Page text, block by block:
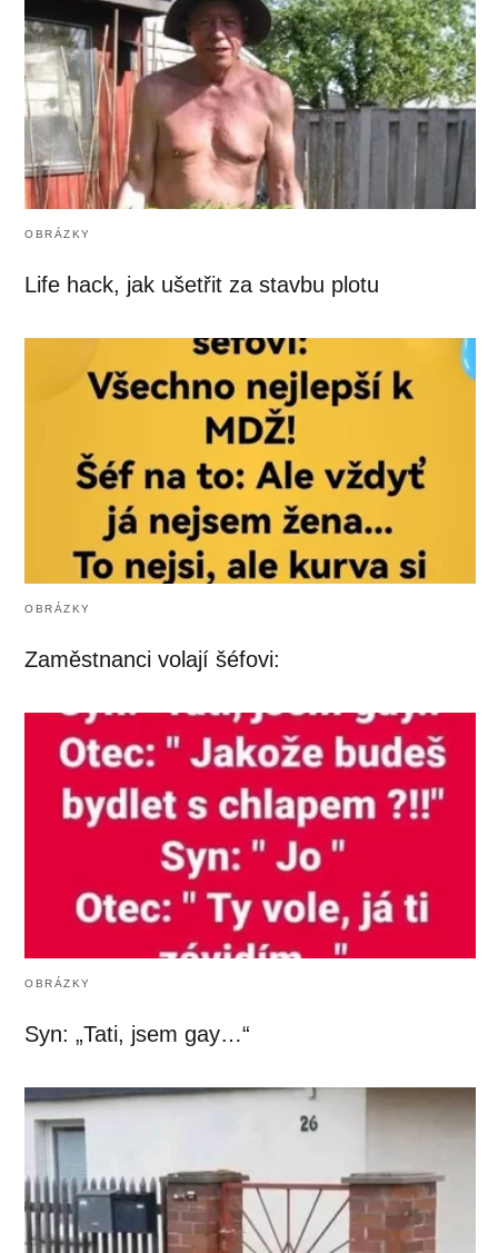
OBRÁZKY
Life hack, jak ušetřit za stavbu plotu
OBRÁZKY
Zaměstnanci volají šéfovi:
OBRÁZKY
Syn: „Tati, jsem gay…“